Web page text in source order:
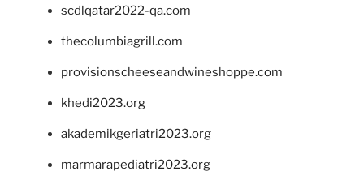
scdlqatar2022-qa.com
thecolumbiagrill.com
provisionscheeseandwineshoppe.com
khedi2023.org
akademikgeriatri2023.org
marmarapediatri2023.org